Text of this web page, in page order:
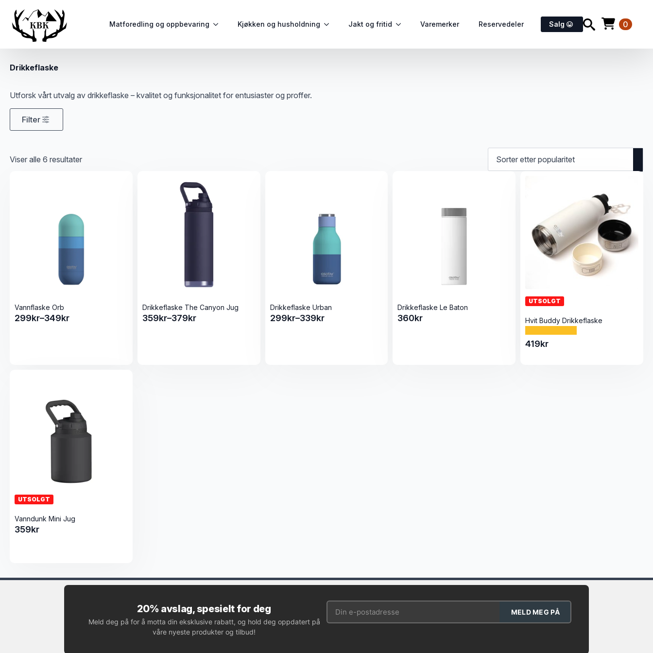
Matforedling og oppbevaring Kjøkken og husholdning Jakt og fritid Varemerker Reservedeler Salg 0
Drikkeflaske
Utforsk vårt utvalg av drikkeflaske – kvalitet og funksjonalitet for entusiaster og proffer.
Filter
Viser alle 6 resultaterSortert
Vannflaske Orb
299kr–349kr
Prisområde:
Drikkeflaske The Canyon Jug
359kr–379kr
Prisområde:
Drikkeflaske Urban
299kr–339kr
Prisområde:
Drikkeflaske Le Baton
360kr
UTSOLGT
Hvit Buddy Drikkeflaske
419kr
UTSOLGT
Vanndunk Mini Jug
359kr
20% avslag, spesielt for deg
Meld deg på for å motta din eksklusive rabatt, og hold deg oppdatert på
våre nyeste produkter og tilbud!
MELD MEG PÅ